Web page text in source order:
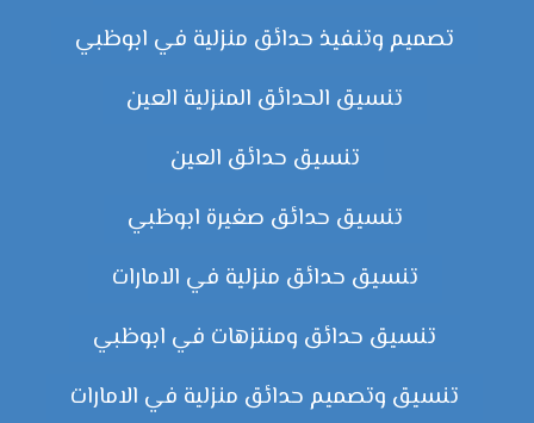
تصميم وتنفيذ حدائق منزلية في ابوظبي
تنسيق الحدائق المنزلية العين
تنسيق حدائق العين
تنسيق حدائق صغيرة ابوظبي
تنسيق حدائق منزلية في الامارات
تنسيق حدائق ومنتزهات في ابوظبي
تنسيق وتصميم حدائق منزلية في الامارات